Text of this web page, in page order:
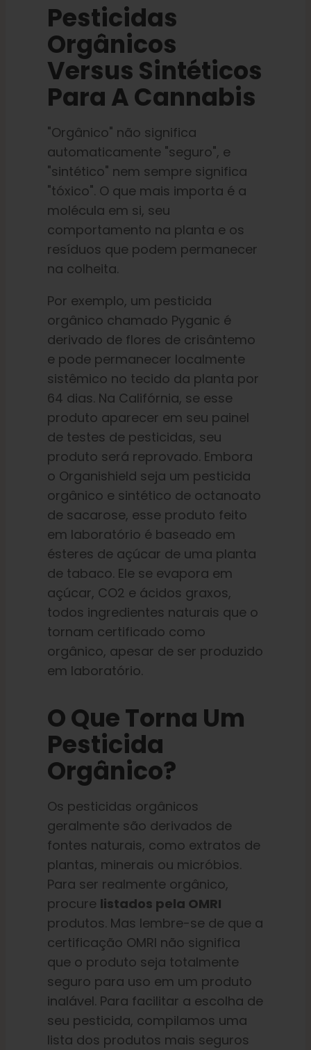
Pesticidas
Orgânicos
Versus Sintéticos
Para A Cannabis
"Orgânico" não significa
automaticamente "seguro", e
"sintético" nem sempre significa
"tóxico". O que mais importa é a
molécula em si, seu
comportamento na planta e os
resíduos que podem permanecer
na colheita.
Por exemplo, um pesticida
orgânico chamado Pyganic é
derivado de flores de crisântemo
e pode permanecer localmente
sistêmico no tecido da planta por
64 dias. Na Califórnia, se esse
produto aparecer em seu painel
de testes de pesticidas, seu
produto será reprovado. Embora
o Organishield seja um pesticida
orgânico e sintético de octanoato
de sacarose, esse produto feito
em laboratório é baseado em
ésteres de açúcar de uma planta
de tabaco. Ele se evapora em
açúcar, CO2 e ácidos graxos,
todos ingredientes naturais que o
tornam certificado como
orgânico, apesar de ser produzido
em laboratório.
O Que Torna Um
Pesticida
Orgânico?
Os pesticidas orgânicos
geralmente são derivados de
fontes naturais, como extratos de
plantas, minerais ou micróbios.
Para ser realmente orgânico,
procure listados pela OMRI
produtos. Mas lembre-se de que a
certificação OMRI não significa
que o produto seja totalmente
seguro para uso em um produto
inalável. Para facilitar a escolha de
seu pesticida, compilamos uma
lista dos produtos mais seguros